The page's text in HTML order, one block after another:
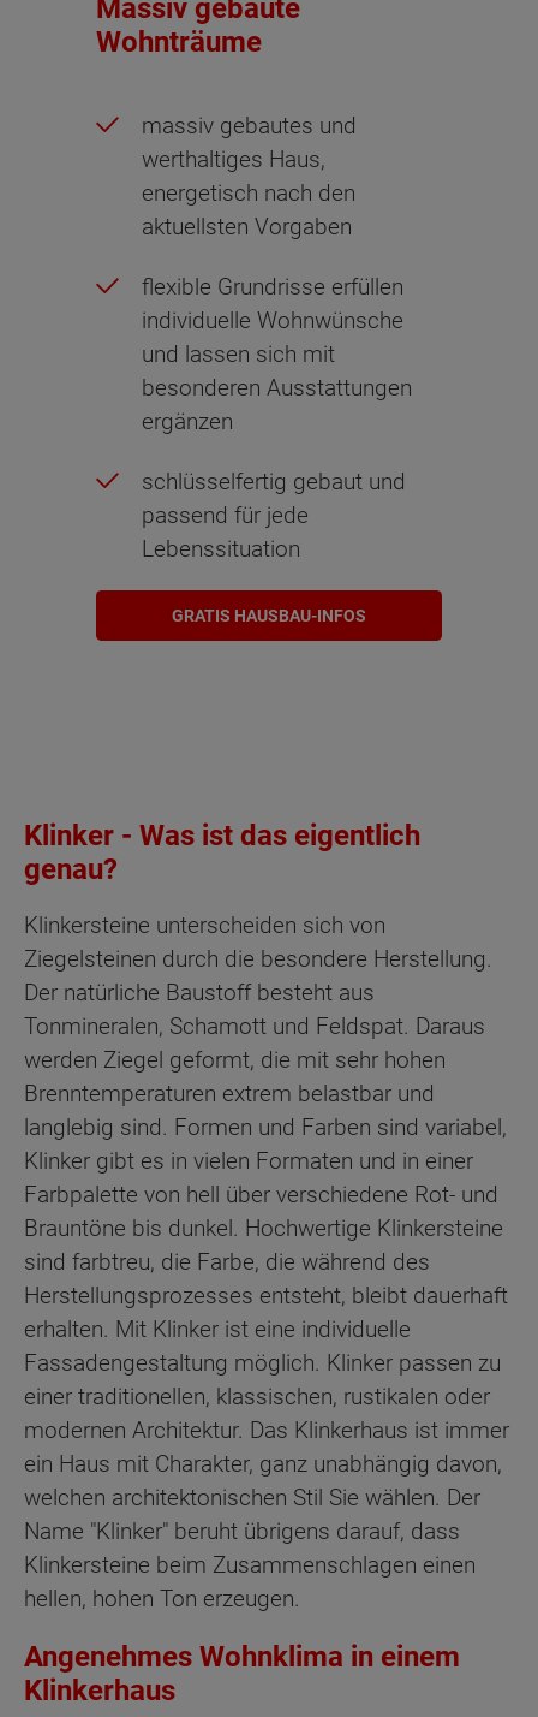
Massiv gebaute
Wohnträume
massiv gebautes und
werthaltiges Haus,
energetisch nach den
aktuellsten Vorgaben
flexible Grundrisse erfüllen
individuelle Wohnwünsche
und lassen sich mit
besonderen Ausstattungen
ergänzen
schlüsselfertig gebaut und
passend für jede
Lebenssituation
GRATIS HAUSBAU-INFOS
Klinker - Was ist das eigentlich
genau?
Klinkersteine unterscheiden sich von
Ziegelsteinen durch die besondere Herstellung.
Der natürliche Baustoff besteht aus
Tonmineralen, Schamott und Feldspat. Daraus
werden Ziegel geformt, die mit sehr hohen
Brenntemperaturen extrem belastbar und
langlebig sind. Formen und Farben sind variabel,
Klinker gibt es in vielen Formaten und in einer
Farbpalette von hell über verschiedene Rot- und
Brauntöne bis dunkel. Hochwertige Klinkersteine
sind farbtreu, die Farbe, die während des
Herstellungsprozesses entsteht, bleibt dauerhaft
erhalten. Mit Klinker ist eine individuelle
Fassadengestaltung möglich. Klinker passen zu
einer traditionellen, klassischen, rustikalen oder
modernen Architektur. Das Klinkerhaus ist immer
ein Haus mit Charakter, ganz unabhängig davon,
welchen architektonischen Stil Sie wählen. Der
Name "Klinker" beruht übrigens darauf, dass
Klinkersteine beim Zusammenschlagen einen
hellen, hohen Ton erzeugen.
Angenehmes Wohnklima in einem
Klinkerhaus